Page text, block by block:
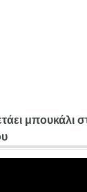
μπουκάλι